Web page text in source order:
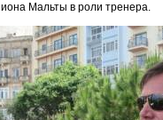
Мальты в роли тренера.